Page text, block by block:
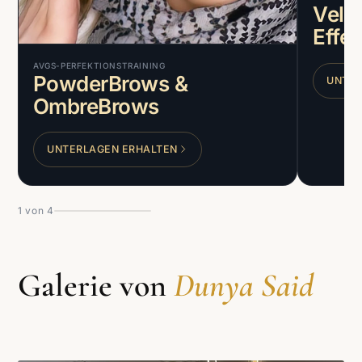
AVGS-PERFEKTIONSTRAINING
PowderBrows &
OmbreBrows
UNTERLAGEN ERHALTEN
1 von4
Galerie vonDunya Said